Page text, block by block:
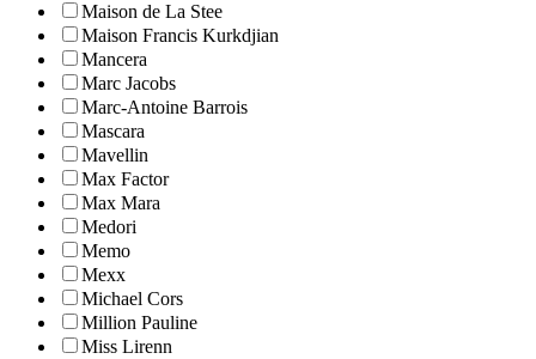
Maison de La Stee
Maison Francis Kurkdjian
Mancera
Marc Jacobs
Marc-Antoine Barrois
Mascara
Mavellin
Max Factor
Max Mara
Medori
Memo
Mexx
Michael Cors
Million Pauline
Miss Lirenn